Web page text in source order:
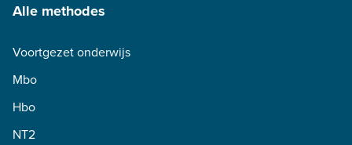
Alle methodes
Voortgezet onderwijs
Mbo
Hbo
NT2